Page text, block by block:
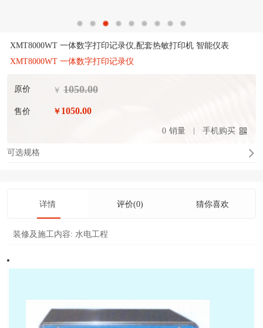
XMT8000WT 一体数字打印记录仪,配套热敏打印机 智能仪表
XMT8000WT 一体数字打印记录仪
原价 ￥ 1050.00
售价 ￥ 1050.00
0 销量 手机购买
可选规格
详情 评价(0) 猜你喜欢
装修及施工内容: 水电工程